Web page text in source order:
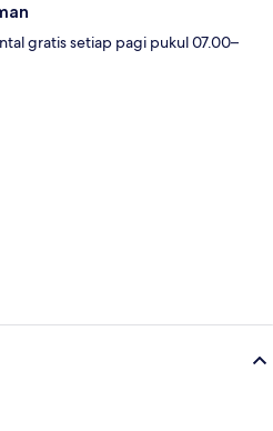
gratis setiap pagi pukul 07.00–